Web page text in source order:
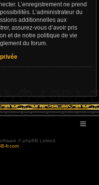
L’enregistrement ne prend
L’administrateur du
additionnelles aux
assurez-vous d’avoir pris
et de notre politique de vie
du forum.
© phpBB Limited
fr.com